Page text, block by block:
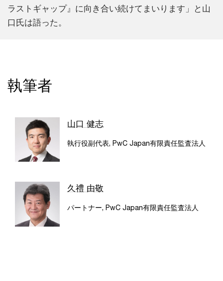
ラストギャップ』に向き合い続けてまいります」と山
口氏は語った。
執筆者
山口 健志
執行役副代表, PwC Japan有限責任監査法人
久禮 由敬
パートナー, PwC Japan有限責任監査法人